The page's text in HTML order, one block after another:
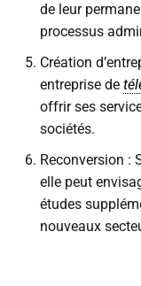
de leur
processus
Création
entreprise de
offrir ses
sociétés.
Reconversion :
elle peut
études
nouveaux